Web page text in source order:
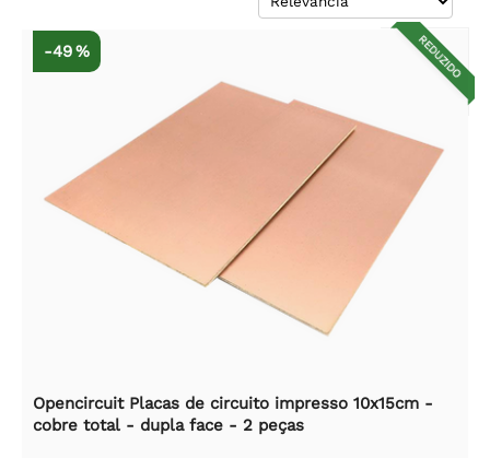
REDUZIDO
-49 %
Opencircuit Placas de circuito impresso 10x15cm -
cobre total - dupla face - 2 peças